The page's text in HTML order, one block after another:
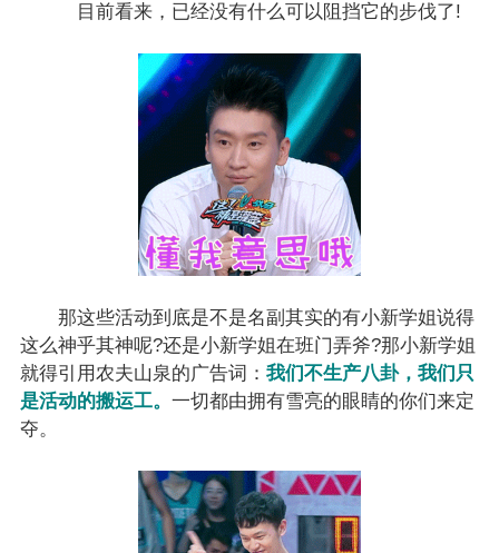
目前看来，已经没有什么可以阻挡它的步伐了!
那这些活动到底是不是名副其实的有小新学姐说得
这么神乎其神呢?还是小新学姐在班门弄斧?那小新学姐
就得引用农夫山泉的广告词： 我们不生产八卦，我们只
是活动的搬运工。 一切都由拥有雪亮的眼睛的你们来定
夺。